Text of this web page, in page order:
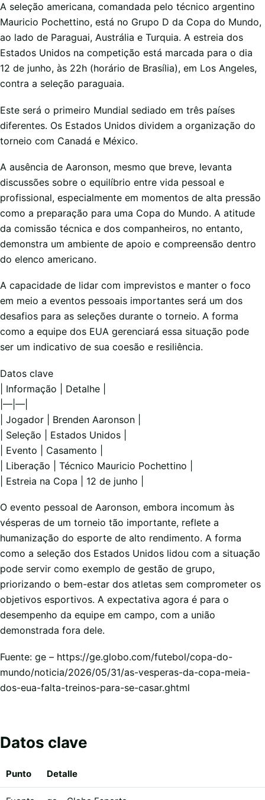
A seleção americana, comandada pelo técnico argentino
Mauricio Pochettino, está no Grupo D da Copa do Mundo,
ao lado de Paraguai, Austrália e Turquia. A estreia dos
Estados Unidos na competição está marcada para o dia
12 de junho, às 22h (horário de Brasília), em Los Angeles,
contra a seleção paraguaia.
Este será o primeiro Mundial sediado em três países
diferentes. Os Estados Unidos dividem a organização do
torneio com Canadá e México.
A ausência de Aaronson, mesmo que breve, levanta
discussões sobre o equilíbrio entre vida pessoal e
profissional, especialmente em momentos de alta pressão
como a preparação para uma Copa do Mundo. A atitude
da comissão técnica e dos companheiros, no entanto,
demonstra um ambiente de apoio e compreensão dentro
do elenco americano.
A capacidade de lidar com imprevistos e manter o foco
em meio a eventos pessoais importantes será um dos
desafios para as seleções durante o torneio. A forma
como a equipe dos EUA gerenciará essa situação pode
ser um indicativo de sua coesão e resiliência.
Datos clave
| Informação | Detalhe |
|—|—|
| Jogador | Brenden Aaronson |
| Seleção | Estados Unidos |
| Evento | Casamento |
| Liberação | Técnico Mauricio Pochettino |
| Estreia na Copa | 12 de junho |
O evento pessoal de Aaronson, embora incomum às
vésperas de um torneio tão importante, reflete a
humanização do esporte de alto rendimento. A forma
como a seleção dos Estados Unidos lidou com a situação
pode servir como exemplo de gestão de grupo,
priorizando o bem-estar dos atletas sem comprometer os
objetivos esportivos. A expectativa agora é para o
desempenho da equipe em campo, com a união
demonstrada fora dele.
Fuente: ge – https://ge.globo.com/futebol/copa-do-
mundo/noticia/2026/05/31/as-vesperas-da-copa-meia-
dos-eua-falta-treinos-para-se-casar.ghtml
Datos clave
Punto Detalle